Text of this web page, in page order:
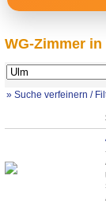
WG-Zimmer in
» Suche verfeinern /